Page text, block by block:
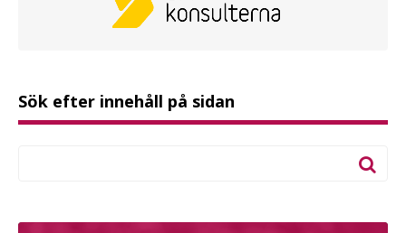
Sök efter innehåll på sidan